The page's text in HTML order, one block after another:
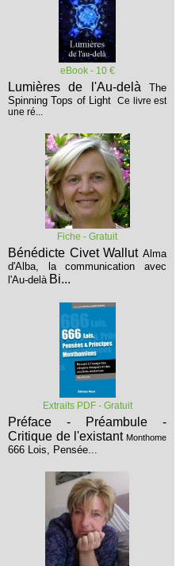
eBook - 10 €
Lumières de l'Au-delà The
Spinning Tops of Light Ce livre est
une ré...
Fiche - Gratuit
Bénédicte Civet Wallut Alma
d'Alba, la communication avec
l'Au-delà Bi...
Extraits PDF - Gratuit
Préface - Préambule -
Critique de l'existant Monthome
666 Lois, Pensée...